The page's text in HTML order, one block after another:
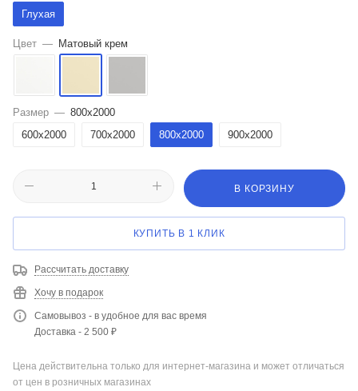
Глухая
Цвет — Матовый крем
Размер — 800x2000
600x2000
700x2000 800x2000 900x2000
В КОРЗИНУ
КУПИТЬ В 1 КЛИК
Рассчитать доставку
Хочу в подарок
Самовывоз - в удобное для вас время
Доставка - 2 500 ₽
Цена действительна только для интернет-магазина и может отличаться
от цен в розничных магазинах